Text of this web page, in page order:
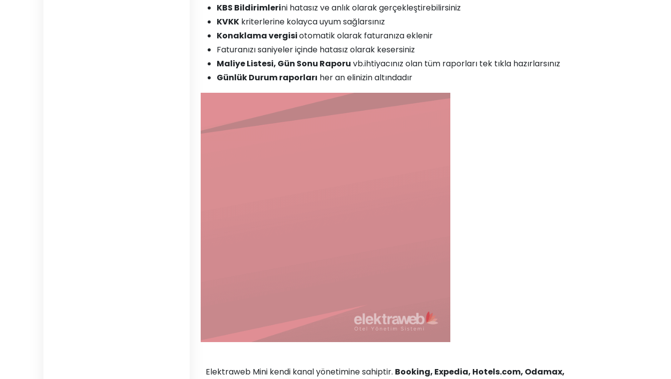
KBS Bildirimlerini hatasız ve anlık olarak gerçekleştirebilirsiniz
KVKKkriterlerine kolayca uyum sağlarsınız
Konaklama vergisiotomatik olarak faturanıza eklenir
Faturanızı saniyeler içinde hatasız olarak kesersiniz
Maliye Listesi, Gün Sonu Raporu vb.ihtiyacınız olan tüm raporları tek tıkla hazırlarsınız
Günlük Durum raporları her an elinizin altındadır
Elektraweb Mini kendi kanal yönetimine sahiptir. Booking, Expedia, Hotels.com, Odamax,